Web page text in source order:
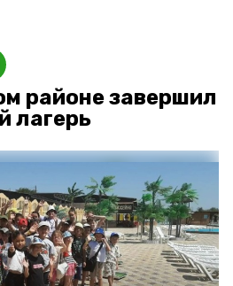
районе завершил
лагерь